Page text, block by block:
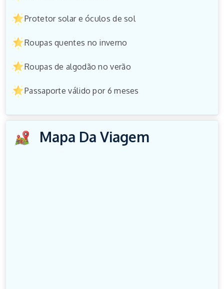
Protetor solar e óculos de sol
Roupas quentes no inverno
Roupas de algodão no verão
Passaporte válido por 6 meses
Mapa Da Viagem